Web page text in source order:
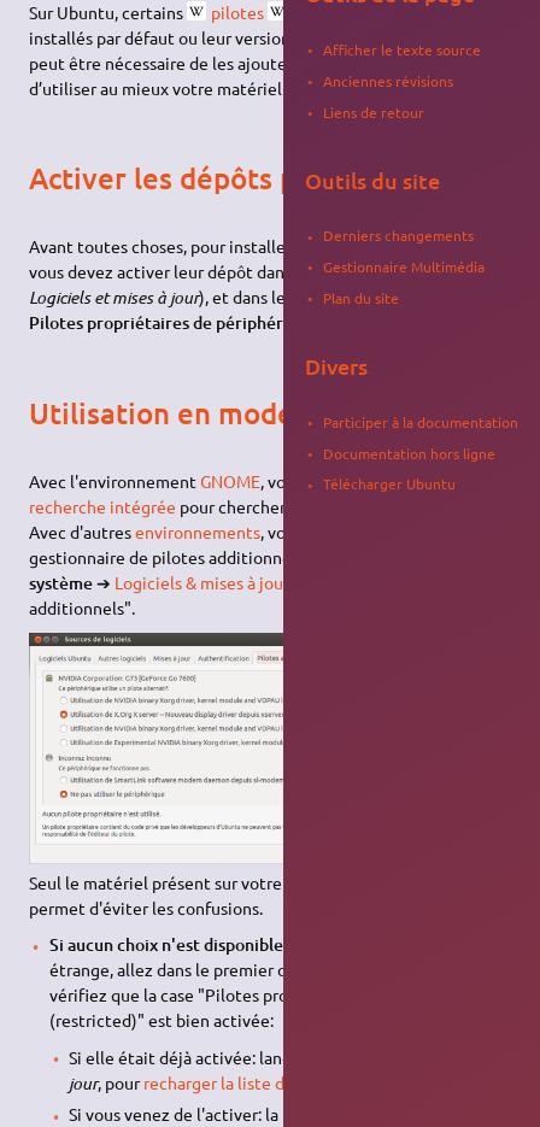
Sur Ubuntu, certains pilotes
ne sont pas
installés par défaut ou leur version ne donne pas satisfaction. Il
peut être nécessaire de les ajouter ou d’en changer afin
d’utiliser au mieux votre matériel.
Activer les dépôts propriétaires
Avant toutes choses, pour installer des pilotes propriétaires
vous devez activer leur dépôt dans
Sources de logiciels(ou
Logiciels et mises à jour), et dans le premier onglet, cocher
Pilotes propriétaires de périphériques (restricted)
Utilisation en mode graphique
Avec l'environnementGNOME, vous pouvez utilisezla
recherche intégrée pour chercher "pilotes additionnels".
Avec d'autresenvironnements, vous pouvez lancer le
gestionnaire de pilotes additionnels depuis les
système➔ Logiciels & mises à jour
additionnels".
Seul le matériel présent sur votre ordinateur est listé, ce qui
permet d'éviter les confusions.
Si aucun choix n'est disponibleet que ceci vous semble
étrange, allez dans le premier onglet
vérifiez que la case "Pilotes propriétaires de périphériques
(restricted)" est bien activée:
Si elle était déjà activée: lancez le
jour, pourrecharger la liste des paquets disponibles
Si vous venez de l'activer: la mise à jour sera demandée
Afficher le texte source
Anciennes révisions
Liens de retour
Outils du site
Derniers changements
Gestionnaire Multimédia
Plan du site
Divers
Participer à la documentation
Documentation hors ligne
Télécharger Ubuntu